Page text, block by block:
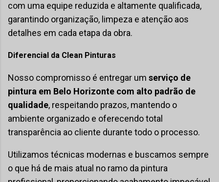
com uma equipe reduzida e altamente qualificada,
garantindo organização, limpeza e atenção aos
detalhes em cada etapa da obra.
Diferencial da Clean Pinturas
Nosso compromisso é entregar um serviço de
pintura em Belo Horizonte com alto padrão de
qualidade, respeitando prazos, mantendo o
ambiente organizado e oferecendo total
transparência ao cliente durante todo o processo.
Utilizamos técnicas modernas e buscamos sempre
o que há de mais atual no ramo da pintura